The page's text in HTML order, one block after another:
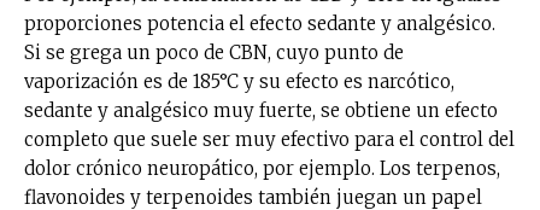
proporciones potencia el efecto sedante y analgésico.
Si se grega un poco de CBN, cuyo punto de
vaporización es de 185°C y su efecto es narcótico,
sedante y analgésico muy fuerte, se obtiene un efecto
completo que suele ser muy efectivo para el control del
dolor crónico neuropático, por ejemplo. Los terpenos,
flavonoides y terpenoides también juegan un papel